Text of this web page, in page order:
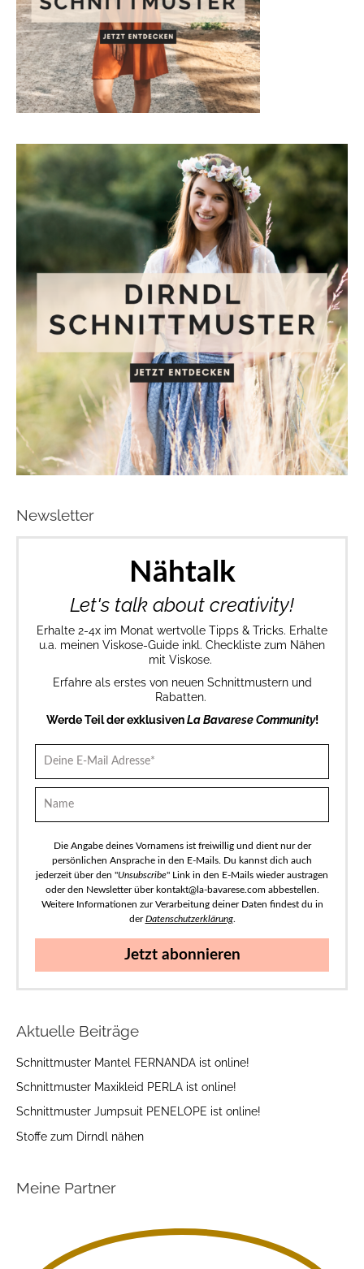
Newsletter
Nähtalk
Let's talk about creativity!
Erhalte 2-4x im Monat wertvolle Tipps & Tricks. Erhalte
u.a. meinen Viskose-Guide inkl. Checkliste zum Nähen
mit Viskose.
Erfahre als erstes von neuen Schnittmustern und
Rabatten.
Werde Teil der exklusivenLa Bavarese Community!
Die Angabe deines Vornamens ist freiwillig und dient nur der
persönlichen Ansprache in den E-Mails. Du kannst dich auch
jederzeit über den "Unsubscribe" Link in den E-Mails wieder austragen
oder den Newsletter über kontakt@la-bavarese.com abbestellen.
Weitere Informationen zur Verarbeitung deiner Daten findest du in
derDatenschutzerklärung.
Jetzt abonnieren
Aktuelle Beiträge
Schnittmuster Mantel FERNANDA ist online!
Schnittmuster Maxikleid PERLA ist online!
Schnittmuster Jumpsuit PENELOPE ist online!
Stoffe zum Dirndl nähen
Meine Partner